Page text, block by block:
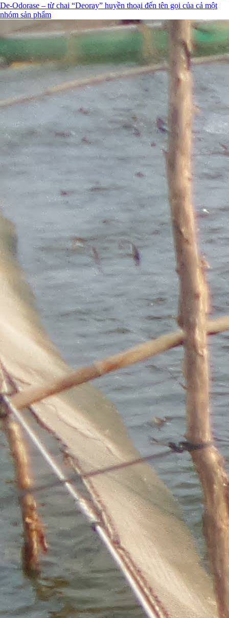
De-Odorase – từ chai “Deoray” huyền thoại đến tên gọi của cả một
nhóm sản phẩm